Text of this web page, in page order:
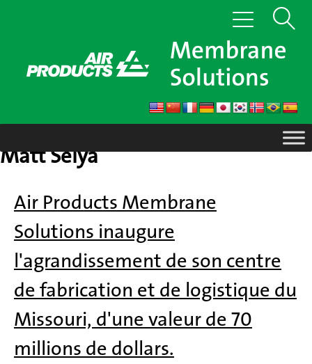
Basculer
navigation
Afficher
la
Matt Selya
Air Products Membrane
Solutions inaugure
l'agrandissement de son centre
de fabrication et de logistique du
Missouri, d'une valeur de 70
millions de dollars.